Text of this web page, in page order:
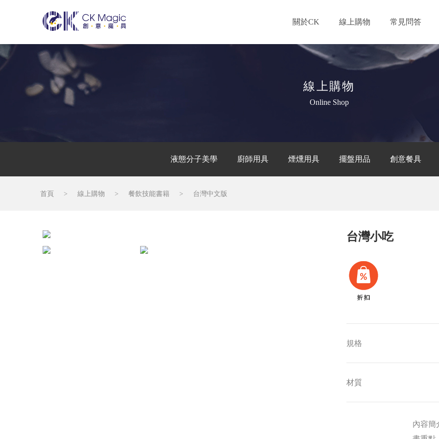
關於CK 線上購物 常見問答
線上購物
Online Shop
液態分子美學 廚師用具 煙燻用具 擺盤用品 創意餐具
首頁 > 線上購物 > 餐飲技能書籍 > 台灣中文版
台灣小吃
規格
材質
內容簡